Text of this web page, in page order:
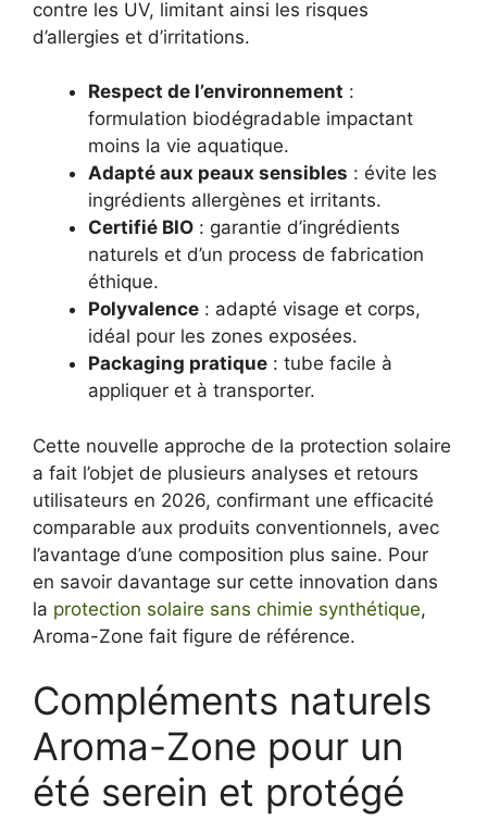
contre les UV, limitant ainsi les risques
d’allergies et d’irritations.
Respect de l’environnement :
formulation biodégradable impactant
moins la vie aquatique.
Adapté aux peaux sensibles : évite les
ingrédients allergènes et irritants.
Certifié BIO : garantie d’ingrédients
naturels et d’un process de fabrication
éthique.
Polyvalence : adapté visage et corps,
idéal pour les zones exposées.
Packaging pratique : tube facile à
appliquer et à transporter.
Cette nouvelle approche de la protection solaire
a fait l’objet de plusieurs analyses et retours
utilisateurs en 2026, confirmant une efficacité
comparable aux produits conventionnels, avec
l’avantage d’une composition plus saine. Pour
en savoir davantage sur cette innovation dans
la protection solaire sans chimie synthétique,
Aroma-Zone fait figure de référence.
Compléments naturels
Aroma-Zone pour un
été serein et protégé